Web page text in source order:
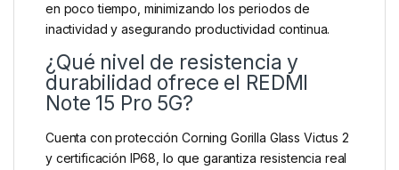
en poco tiempo, minimizando los periodos de
inactividad y asegurando productividad continua.
¿Qué nivel de resistencia y
durabilidad ofrece el REDMI
Note 15 Pro 5G?
Cuenta con protección Corning Gorilla Glass Victus 2
y certificación IP68, lo que garantiza resistencia real